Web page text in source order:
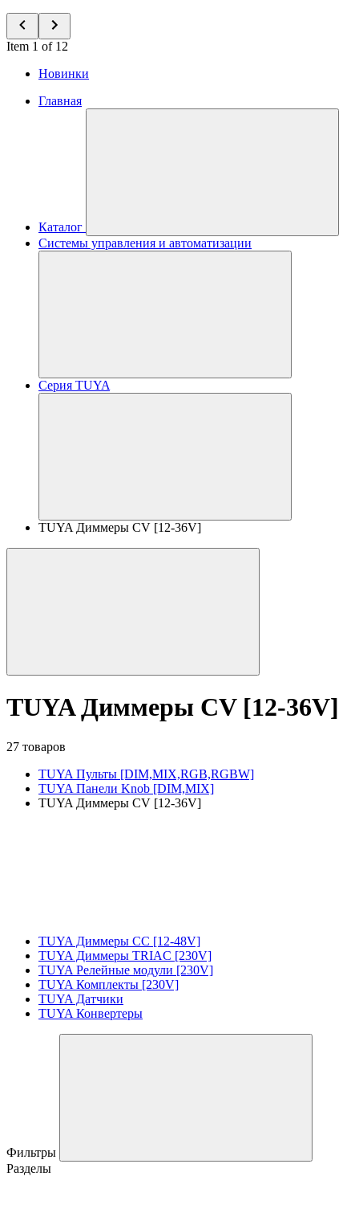
Item 1 of 12
Новинки
Главная
Каталог
Системы управления и автоматизации
Серия TUYA
TUYA Диммеры CV [12-36V]
TUYA Диммеры CV [12-36V]
27 товаров
TUYA Пульты [DIM,MIX,RGB,RGBW]
TUYA Панели Knob [DIM,MIX]
TUYA Диммеры CV [12-36V]
TUYA Диммеры CC [12-48V]
TUYA Диммеры TRIAC [230V]
TUYA Релейные модули [230V]
TUYA Комплекты [230V]
TUYA Датчики
TUYA Конвертеры
Фильтры
Разделы